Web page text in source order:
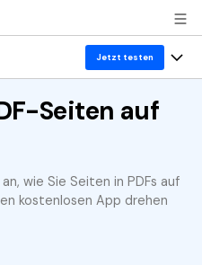
Jetzt testen
Seiten auf
wie Sie Seiten in PDFs auf
kostenlosen App drehen